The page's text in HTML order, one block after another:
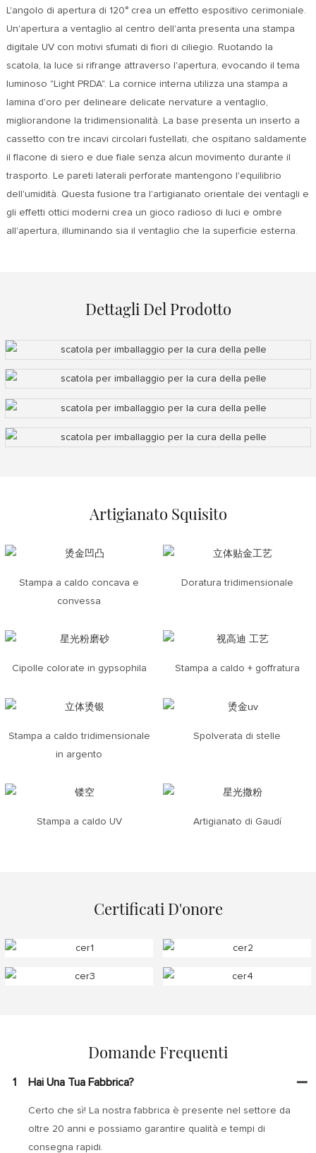
L'angolo di apertura di 120° crea un effetto espositivo cerimoniale.
Un'apertura a ventaglio al centro dell'anta presenta una stampa
digitale UV con motivi sfumati di fiori di ciliegio. Ruotando la
scatola, la luce si rifrange attraverso l'apertura, evocando il tema
luminoso "Light PRDA". La cornice interna utilizza una stampa a
lamina d'oro per delineare delicate nervature a ventaglio,
migliorandone la tridimensionalità. La base presenta un inserto a
cassetto con tre incavi circolari fustellati, che ospitano saldamente
il flacone di siero e due fiale senza alcun movimento durante il
trasporto. Le pareti laterali perforate mantengono l'equilibrio
dell'umidità. Questa fusione tra l'artigianato orientale dei ventagli e
gli effetti ottici moderni crea un gioco radioso di luci e ombre
all'apertura, illuminando sia il ventaglio che la superficie esterna.
Dettagli Del Prodotto
Artigianato Squisito
Stampa a caldo concava e
convessa
Doratura tridimensionale
Cipolle colorate in gypsophila Stampa a caldo + goffratura
Stampa a caldo tridimensionale
in argento
Spolverata di stelle
Stampa a caldo UV Artigianato di Gaudí
Certificati D'onore
Domande Frequenti
1 Hai Una Tua Fabbrica?
Certo che sì! La nostra fabbrica è presente nel settore da
oltre 20 anni e possiamo garantire qualità e tempi di
consegna rapidi.